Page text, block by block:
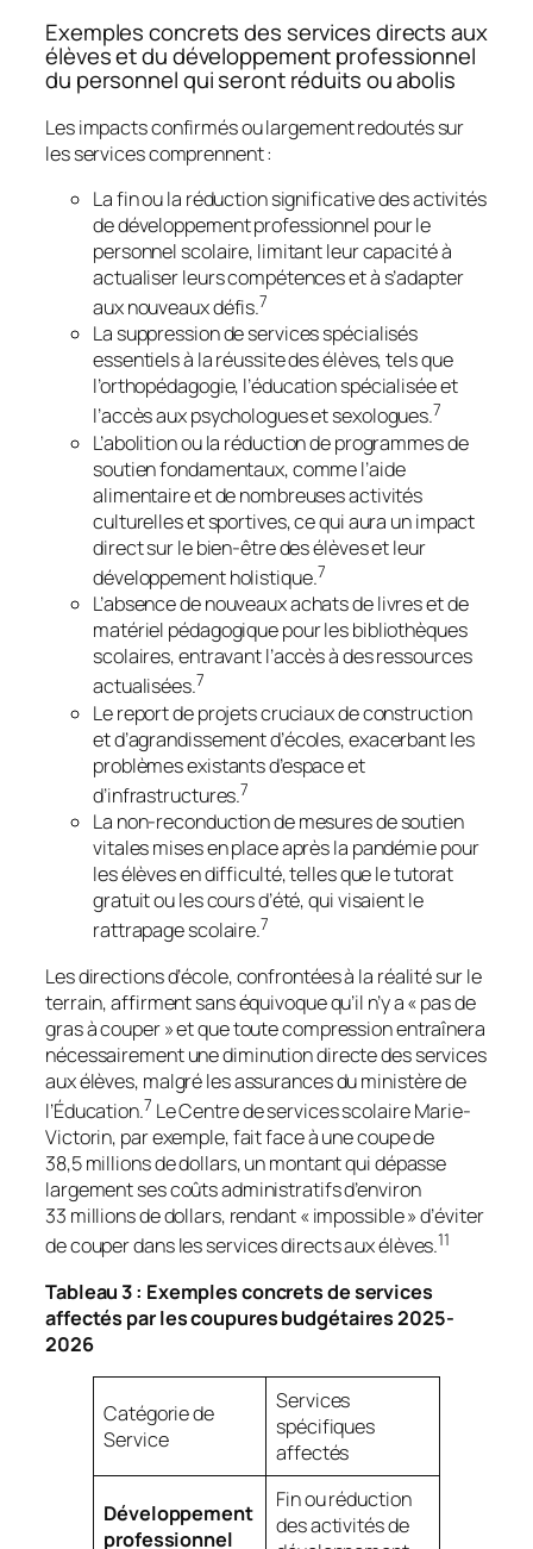
Exemples concrets des services directs aux
élèves et du développement professionnel
du personnel qui seront réduits ou abolis
Les impacts confirmés ou largement redoutés sur
les services comprennent :
La fin ou la réduction significative des activités
de développement professionnel pour le
personnel scolaire, limitant leur capacité à
actualiser leurs compétences et à s’adapter
aux nouveaux défis.7
La suppression de services spécialisés
essentiels à la réussite des élèves, tels que
l’orthopédagogie, l’éducation spécialisée et
l’accès aux psychologues et sexologues.7
L’abolition ou la réduction de programmes de
soutien fondamentaux, comme l’aide
alimentaire et de nombreuses activités
culturelles et sportives, ce qui aura un impact
direct sur le bien-être des élèves et leur
développement holistique.7
L’absence de nouveaux achats de livres et de
matériel pédagogique pour les bibliothèques
scolaires, entravant l’accès à des ressources
actualisées.7
Le report de projets cruciaux de construction
et d’agrandissement d’écoles, exacerbant les
problèmes existants d’espace et
d’infrastructures.7
La non-reconduction de mesures de soutien
vitales mises en place après la pandémie pour
les élèves en difficulté, telles que le tutorat
gratuit ou les cours d’été, qui visaient le
rattrapage scolaire.7
Les directions d’école, confrontées à la réalité sur le
terrain, affirment sans équivoque qu’il n’y a « pas de
gras à couper » et que toute compression entraînera
nécessairement une diminution directe des services
aux élèves, malgré les assurances du ministère de
l’Éducation.7 Le Centre de services scolaire Marie-
Victorin, par exemple, fait face à une coupe de
38,5 millions de dollars, un montant qui dépasse
largement ses coûts administratifs d’environ
33 millions de dollars, rendant « impossible » d’éviter
de couper dans les services directs aux élèves.11
Tableau 3 : Exemples concrets de services
affectés par les coupures budgétaires 2025-
2026
Catégorie de
Service
Services
spécifiques
affectés
Développement
professionnel
Fin ou réduction
des activités de